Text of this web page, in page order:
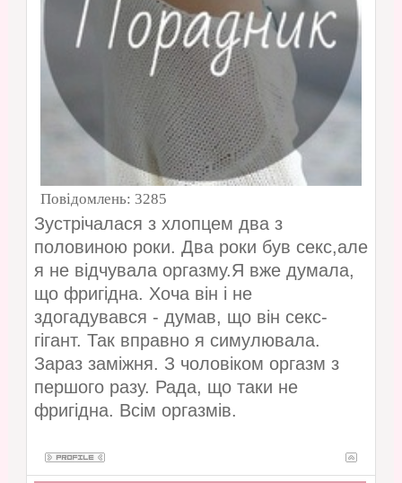
Повідомлень: 3285
Зустрічалася з хлопцем два з
половиною роки. Два роки був секс,але
я не відчувала оргазму.Я вже думала,
що фригідна. Хоча він і не
здогадувався - думав, що він секс-
гігант. Так вправно я симулювала.
Зараз заміжня. З чоловіком оргазм з
першого разу. Рада, що таки не
фригідна. Всім оргазмів.